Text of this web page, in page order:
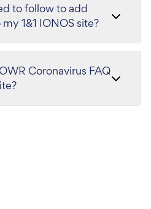
to follow to add
1&1 IONOS site?
Coronavirus FAQ